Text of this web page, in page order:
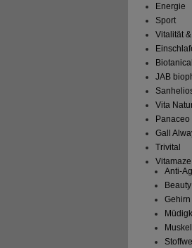
Energie
Sport
Vitalität
JAB
Vita
Panaceo
Gall
Trivital
Vitamaze
Anti-
Beauty
Gehirn